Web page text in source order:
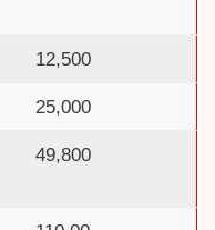
12,500
25,000
49,800